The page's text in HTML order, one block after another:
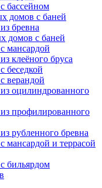
бассейном
домов с баней
бревна
домов с баней
мансардой
клеёного бруса
беседкой
верандой
оцилиндрованного
профилированного
рубленного бревна
мансардой и террасой
бильярдом